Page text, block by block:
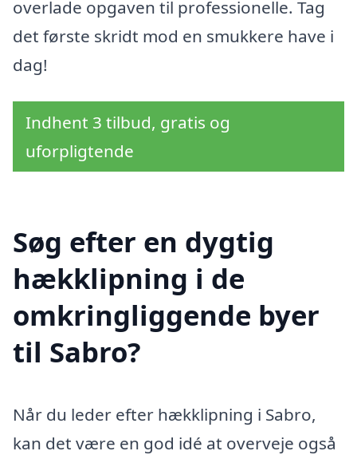
overlade opgaven til professionelle. Tag
det første skridt mod en smukkere have i
dag!
Indhent 3 tilbud, gratis og
uforpligtende
Søg efter en dygtig
hækklipning i de
omkringliggende byer
til Sabro?
Når du leder efter hækklipning i Sabro,
kan det være en god idé at overveje også